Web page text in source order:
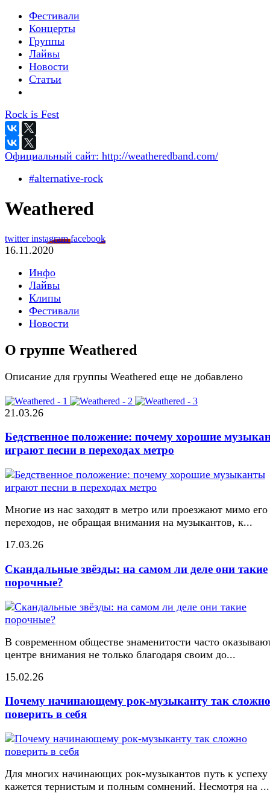
Фестивали
Концерты
Группы
Лайвы
Новости
Статьи
Rock is Fest
Официальный сайт: http://weatheredband.com/
#alternative-rock
Weathered
twitterinstagramfacebook
16.11.2020
Инфо
Лайвы
Клипы
Фестивали
Новости
О группе Weathered
Описание для группы Weathered еще не добавлено
21.03.26
Бедственное положение: почему хорошие
играют песни в переходах метро
Многие из нас заходят в метро или проезжают мимо его
переходов, не обращая внимания на музыкантов, к...
17.03.26
Скандальные звёзды: на самом ли деле они такие
порочные?
В современном обществе знаменитости часто
центре внимания не только благодаря своим до...
15.02.26
Почему начинающему рок-музыканту так сложно
поверить в себя
Для многих начинающих рок-музыкантов путь к успеху
кажется тернистым и полным сомнений. Несмотря на ...